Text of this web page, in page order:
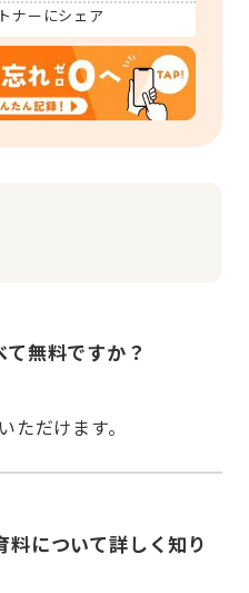
ナーにシェア
無料ですか？
ただけます。
について詳しく知り